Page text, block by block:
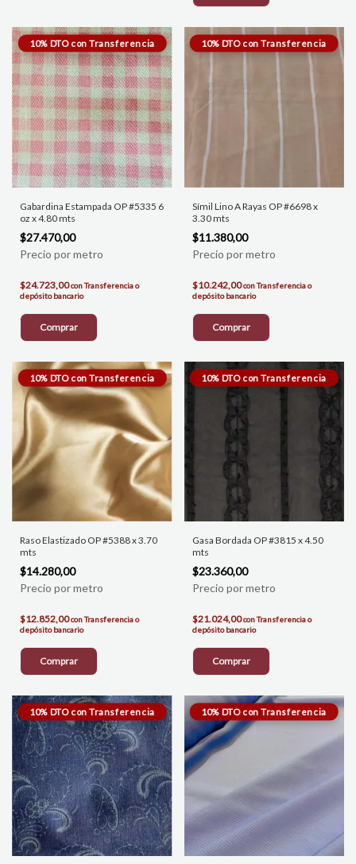
Gabardina Estampada OP #5335 6
oz x 4.80 mts
$27.470,00
$24.723,00conTransferencia o
depósito bancario
Comprar
Símil Lino A Rayas OP #6698 x
3.30 mts
$11.380,00
$10.242,00conTransferencia o
depósito bancario
Comprar
Raso Elastizado OP #5388 x 3.70
mts
$14.280,00
$12.852,00conTransferencia o
depósito bancario
Comprar
Gasa Bordada OP #3815 x 4.50
mts
$23.360,00
$21.024,00conTransferencia o
depósito bancario
Comprar